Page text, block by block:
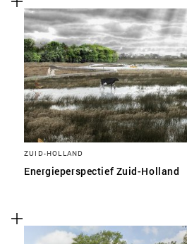
ZUID-HOLLAND
Energieperspectief Zuid-Holland